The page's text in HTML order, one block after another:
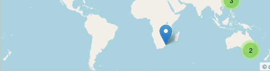
(11)
degree courses: baroque viola
concours de d'alto
2
©